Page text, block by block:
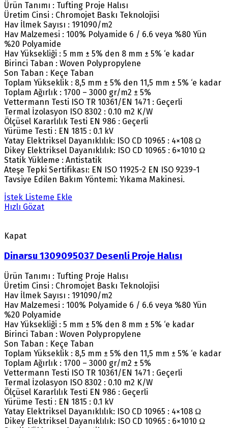
Ürün Tanımı : Tufting Proje Halısı
Üretim Cinsi : Chromojet Baskı Teknolojisi
Hav İlmek Sayısı : 191090/m2
Hav Malzemesi : 100% Polyamide 6 / 6.6 veya %80 Yün
%20 Polyamide
Hav Yüksekliği : 5 mm ± 5% den 8 mm ± 5% ‘e kadar
Birinci Taban : Woven Polypropylene
Son Taban : Keçe Taban
Toplam Yükseklik : 8,5 mm ± 5% den 11,5 mm ± 5% ‘e kadar
Toplam Ağırlık : 1700 – 3000 gr/m2 ± 5%
Vettermann Testi ISO TR 10361/EN 1471 : Geçerli
Termal İzolasyon ISO 8302 : 0.10 m2 K/W
Ölçüsel Kararlılık Testi EN 986 : Geçerli
Yürüme Testi : EN 1815 : 0.1 kV
Yatay Elektriksel Dayanıklılık: ISO CD 10965 : 4×108 Ω
Dikey Elektriksel Dayanıklılık: ISO CD 10965 : 6×1010 Ω
Statik Yükleme : Antistatik
Ateşe Tepki Sertifikası: EN ISO 11925-2 EN ISO 9239-1
Tavsiye Edilen Bakım Yöntemi: Yıkama Makinesi.
İstek Listeme Ekle
Hızlı Gözat
Kapat
Dinarsu 1309095037 Desenli Proje Halısı
Ürün Tanımı : Tufting Proje Halısı
Üretim Cinsi : Chromojet Baskı Teknolojisi
Hav İlmek Sayısı : 191090/m2
Hav Malzemesi : 100% Polyamide 6 / 6.6 veya %80 Yün
%20 Polyamide
Hav Yüksekliği : 5 mm ± 5% den 8 mm ± 5% ‘e kadar
Birinci Taban : Woven Polypropylene
Son Taban : Keçe Taban
Toplam Yükseklik : 8,5 mm ± 5% den 11,5 mm ± 5% ‘e kadar
Toplam Ağırlık : 1700 – 3000 gr/m2 ± 5%
Vettermann Testi ISO TR 10361/EN 1471 : Geçerli
Termal İzolasyon ISO 8302 : 0.10 m2 K/W
Ölçüsel Kararlılık Testi EN 986 : Geçerli
Yürüme Testi : EN 1815 : 0.1 kV
Yatay Elektriksel Dayanıklılık: ISO CD 10965 : 4×108 Ω
Dikey Elektriksel Dayanıklılık: ISO CD 10965 : 6×1010 Ω